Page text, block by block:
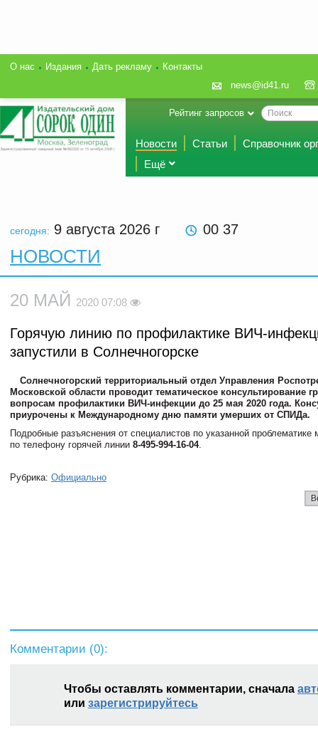
О нас Издания Дать рекламу
Контакты
news@id41.ru
Рейтинг запросов
Новости Статьи
Справочник
Ещё
сегодня: 9 августа 2026 г 00 37
НОВОСТИ
20 МАЙ 2020 07:08
Горячую линию по профилактике ВИЧ-
запустили в Солнечногорске
Солнечногорский территориальный отдел Управления
Московской области проводит тематическое консультирование
вопросам профилактики ВИЧ-инфекции до 25 мая 2020 года.
приурочены к Международному дню памяти умерших от СПИДа.
Подробные разъяснения от специалистов по указанной проблематике
по телефону горячей линии 8-495-994-16-04.
Рубрика: Официально
Комментарии (0):
Чтобы оставлять комментарии, сначала
или зарегистрируйтесь